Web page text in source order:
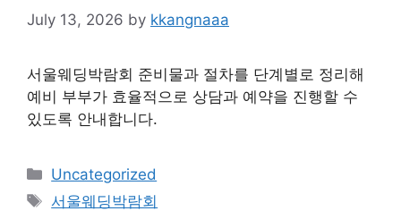
July 13, 2026 by kkangnaaa
서울웨딩박람회 준비물과 절차를 단계별로 정리해
예비 부부가 효율적으로 상담과 예약을 진행할 수
있도록 안내합니다.
Categories
Uncategorized
Tags
서울웨딩박람회